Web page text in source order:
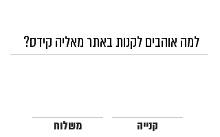
למה אוהבים לקנות באתר מאליה קידס?
משלוח
קנייה